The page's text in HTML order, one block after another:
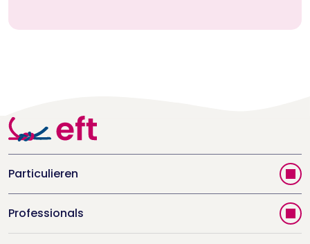
Particulieren
Vind jouw therapeut
Videoportal
Professionals